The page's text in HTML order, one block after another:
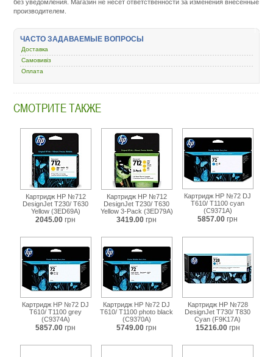
kartridzh-
hp-
t610-
c9373a.html
без уведомления. Магазин не несет ответственности за изменения внесенные
производителем.
ЧАСТО ЗАДАВАЕМЫЕ ВОПРОСЫ
Доставка
Самовивіз
Оплата
СМОТРИТЕ ТАКЖЕ
Картридж HP №712
DesignJet Т230/ Т630
Yellow (3ED69A)
2045.00 грн
Картридж HP №712
DesignJet Т230/ Т630
Yellow 3-Pack (3ED79A)
3419.00 грн
Картридж HP №72 DJ
T610/ T1100 cyan
(C9371A)
5857.00 грн
Картридж HP №72 DJ
T610/ T1100 grey
(C9374A)
5857.00 грн
Картридж HP №72 DJ
T610/ T1100 photo black
(C9370A)
5749.00 грн
Картридж HP №728
DesignJet T730/ T830
Cyan (F9K17A)
15216.00 грн